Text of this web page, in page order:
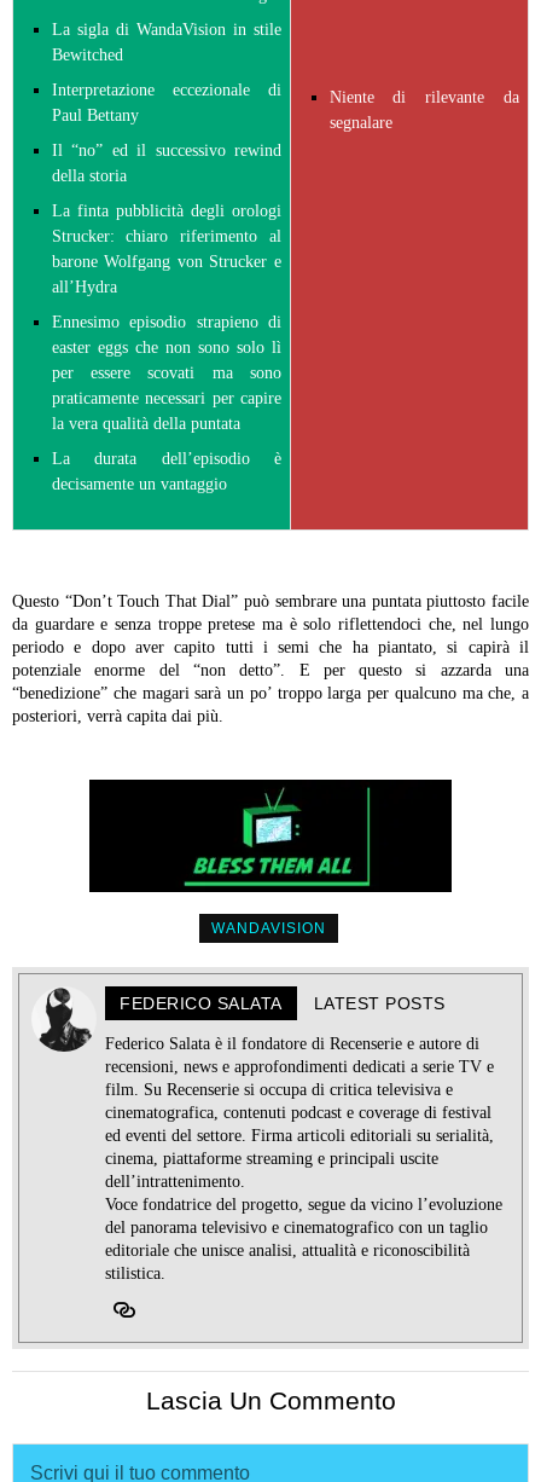
La sigla di WandaVision in stile
Bewitched
Interpretazione eccezionale di
Paul Bettany
Il “no” ed il successivo rewind
della storia
La finta pubblicità degli orologi
Strucker: chiaro riferimento al
barone Wolfgang von Strucker e
all’Hydra
Ennesimo episodio strapieno di
easter eggs che non sono solo lì
per essere scovati ma sono
praticamente necessari per capire
la vera qualità della puntata
La durata dell’episodio è
decisamente un vantaggio
Niente di rilevante da
segnalare
Questo “Don’t Touch That Dial” può sembrare una puntata piuttosto facile
da guardare e senza troppe pretese ma è solo riflettendoci che, nel lungo
periodo e dopo aver capito tutti i semi che ha piantato, si capirà il
potenziale enorme del “non detto”. E per questo si azzarda una
“benedizione” che magari sarà un po’ troppo larga per qualcuno ma che, a
posteriori, verrà capita dai più.
WANDAVISION
FEDERICO SALATA LATEST POSTS
Federico Salata è il fondatore di Recenserie e autore di
recensioni, news e approfondimenti dedicati a serie TV e
film. Su Recenserie si occupa di critica televisiva e
cinematografica, contenuti podcast e coverage di festival
ed eventi del settore. Firma articoli editoriali su serialità,
cinema, piattaforme streaming e principali uscite
dell’intrattenimento.
Voce fondatrice del progetto, segue da vicino l’evoluzione
del panorama televisivo e cinematografico con un taglio
editoriale che unisce analisi, attualità e riconoscibilità
stilistica.
Lascia Un Commento